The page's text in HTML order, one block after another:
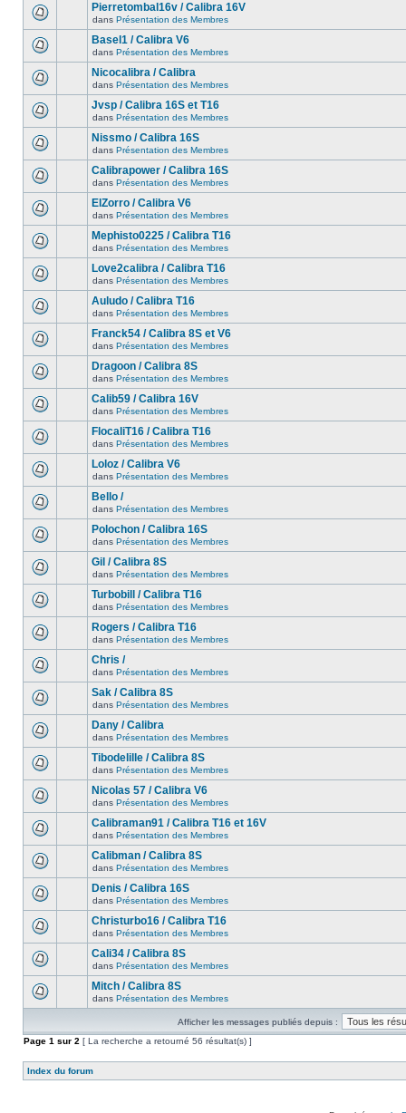
Pierretombal16v / Calibra 16V
dans Présentation des Membres
Basel1 / Calibra V6
dans Présentation des Membres
Nicocalibra / Calibra
dans Présentation des Membres
Jvsp / Calibra 16S et T16
dans Présentation des Membres
Nissmo / Calibra 16S
dans Présentation des Membres
Calibrapower / Calibra 16S
dans Présentation des Membres
ElZorro / Calibra V6
dans Présentation des Membres
Mephisto0225 / Calibra T16
dans Présentation des Membres
Love2calibra / Calibra T16
dans Présentation des Membres
Auludo / Calibra T16
dans Présentation des Membres
Franck54 / Calibra 8S et V6
dans Présentation des Membres
Dragoon / Calibra 8S
dans Présentation des Membres
Calib59 / Calibra 16V
dans Présentation des Membres
FlocaliT16 / Calibra T16
dans Présentation des Membres
Loloz / Calibra V6
dans Présentation des Membres
Bello /
dans Présentation des Membres
Polochon / Calibra 16S
dans Présentation des Membres
Gil / Calibra 8S
dans Présentation des Membres
Turbobill / Calibra T16
dans Présentation des Membres
Rogers / Calibra T16
dans Présentation des Membres
Chris /
dans Présentation des Membres
Sak / Calibra 8S
dans Présentation des Membres
Dany / Calibra
dans Présentation des Membres
Tibodelille / Calibra 8S
dans Présentation des Membres
Nicolas 57 / Calibra V6
dans Présentation des Membres
Calibraman91 / Calibra T16 et 16V
dans Présentation des Membres
Calibman / Calibra 8S
dans Présentation des Membres
Denis / Calibra 16S
dans Présentation des Membres
Christurbo16 / Calibra T16
dans Présentation des Membres
Cali34 / Calibra 8S
dans Présentation des Membres
Mitch / Calibra 8S
dans Présentation des Membres
Afficher les messages publiés depuis :
Page 1 sur 2 [ La recherche a retourné 56 résultat(s) ]
Index du forum